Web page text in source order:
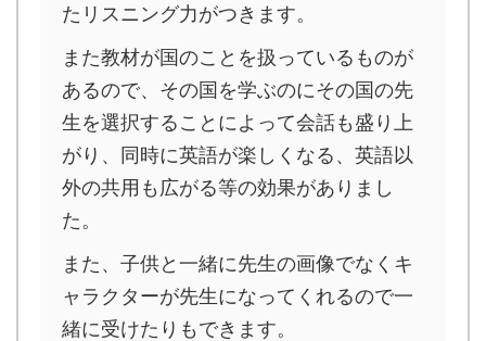
たリスニング力がつきます。
また教材が国のことを扱っているものが
あるので、その国を学ぶのにその国の先
生を選択することによって会話も盛り上
がり、同時に英語が楽しくなる、英語以
外の共用も広がる等の効果がありまし
た。
また、子供と一緒に先生の画像でなくキ
ャラクターが先生になってくれるので一
緒に受けたりもできます。